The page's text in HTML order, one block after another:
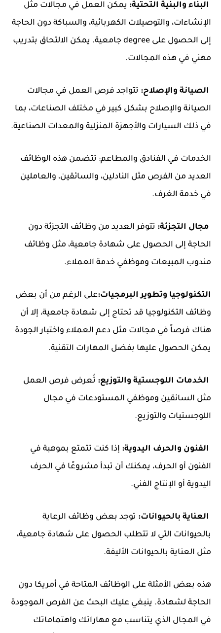
البناء والبنية التحتية: يمكن العمل في مجالات مثل
الإنشاءات، والتوصيلات الكهربائية، والسباكة دون الحاجة
إلى الحصول على degree جامعية. يمكن الالتحاق بتدريب
مهني في هذه المجالات.
الصيانة والإصلاح: تتواجد فرص العمل في مجالات
الصيانة والإصلاح بشكل كبير في مختلف الصناعات، بما
في ذلك السيارات والأجهزة المنزلية والمعدات الصناعية.
الخدمات في الفنادق والمطاعم: تتضمن هذه الوظائف
العديد من الفرص مثل النادلين، والسائقين، والعاملين
في خدمة الغرف.
مجال التجزئة: تتوفر العديد من وظائف التجزئة دون
الحاجة إلى الحصول على شهادة جامعية، مثل وظائف
مندوب المبيعات وموظفي خدمة العملاء.
التكنولوجيا وتطوير البرمجيات:على الرغم من أن بعض
وظائف التكنولوجيا قد تحتاج إلى شهادة جامعية، إلا أن
هناك فرصاً في مجالات مثل دعم العملاء واختبار الجودة
يمكن الحصول عليها بفضل المهارات التقنية.
الخدمات اللوجستية والتوزيع: تُعرض فرص العمل
مثل السائقين وموظفي المستودعات في مجال
اللوجستيات والتوزيع.
الفنون والحرف اليدوية: إذا كنت تتمتع بموهبة في
الفنون أو الحرف، يمكنك أن تبدأ مشروعًا في الحرف
اليدوية أو الإنتاج الفني.
العناية بالحيوانات: توجد بعض وظائف الرعاية
بالحيوانات التي لا تتطلب الحصول على شهادة جامعية،
مثل العناية بالحيوانات الأليفة.
هذه بعض الأمثلة على الوظائف المتاحة في أمريكا دون
الحاجة لشهادة. ينبغي عليك البحث عن الفرص الموجودة
في المجال الذي يتناسب مع مهاراتك واهتماماتك